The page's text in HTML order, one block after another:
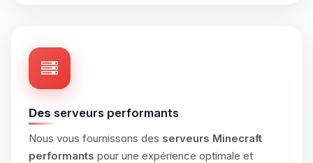
Des serveurs performants
Nous vous fournissons des serveurs Minecraft
performants pour une expérience optimale et